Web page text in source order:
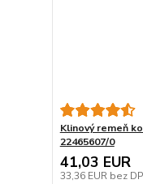
Klinový remeň
22465607/0
41,03 EUR
33,36 EUR bez